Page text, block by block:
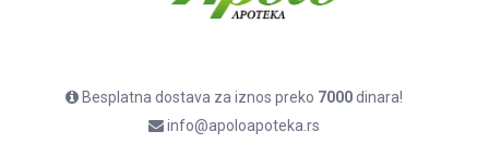
Besplatna dostava za iznos preko 7000dinara!
info@apoloapoteka.rs